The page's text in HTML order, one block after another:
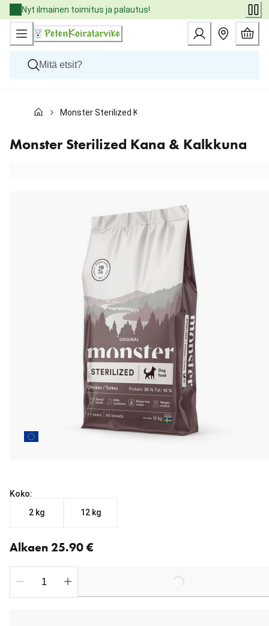
Skip
to
Content
Nyt ilmainen toimitus ja palautus!
Kissat
Eläinlääkäriruoat
Tuotemerkit
Monster Sterilized Kana & Kalkkuna
Monster Sterilized Kana & Kalkkuna
Koko:
2 kg
12 kg
Alkaen 25.90 €
Loading...